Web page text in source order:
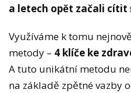
a letech opět začali cítit
Využíváme k tomu
metody – 4 klíče ke
A tuto unikátní metodu
na základě zpětné vazby